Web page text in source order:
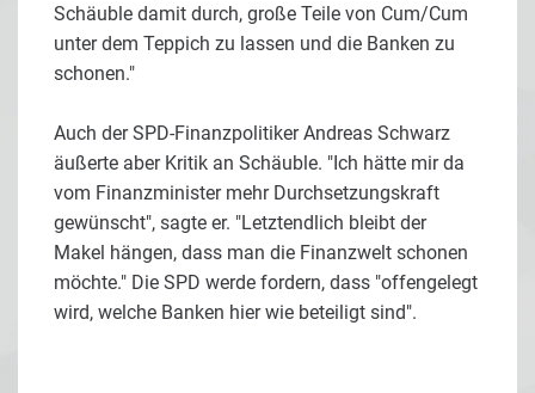
Schäuble damit durch, große Teile von Cum/Cum
unter dem Teppich zu lassen und die Banken zu
schonen."
Auch der SPD-Finanzpolitiker Andreas Schwarz
äußerte aber Kritik an Schäuble. "Ich hätte mir da
vom Finanzminister mehr Durchsetzungskraft
gewünscht", sagte er. "Letztendlich bleibt der
Makel hängen, dass man die Finanzwelt schonen
möchte." Die SPD werde fordern, dass "offengelegt
wird, welche Banken hier wie beteiligt sind".